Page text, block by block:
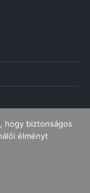
hogy biztonságos
élményt